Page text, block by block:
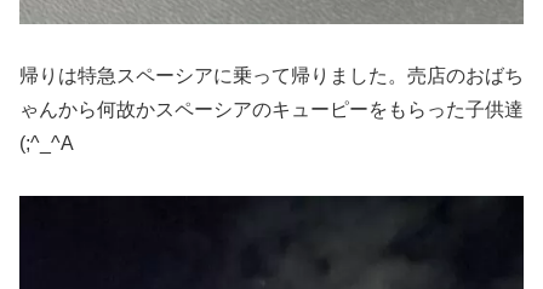
帰りは特急スペーシアに乗って帰りました。売店のおばち
ゃんから何故かスペーシアのキューピーをもらった子供達
(;^_^A